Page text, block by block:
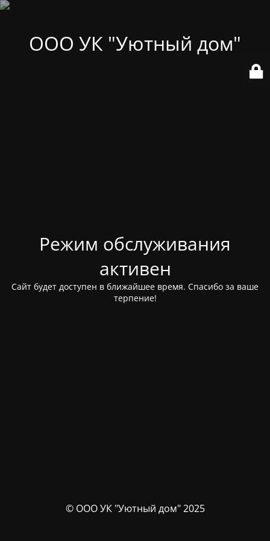
ООО УК "Уютный дом"
Режим обслуживания
активен
Сайт будет доступен в ближайшее время. Спасибо за ваше
терпение!
© ООО УК "Уютный дом" 2025